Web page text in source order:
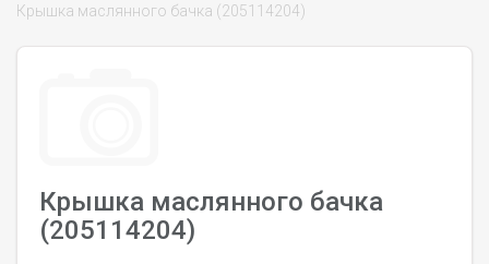
Крышка маслянного бачка (205114204)
Крышка маслянного бачка
(205114204)